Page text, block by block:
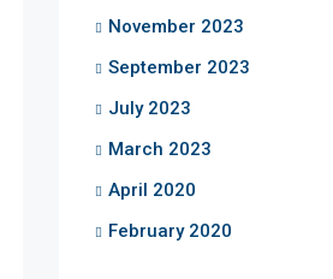
November 2023
September 2023
July 2023
March 2023
April 2020
February 2020